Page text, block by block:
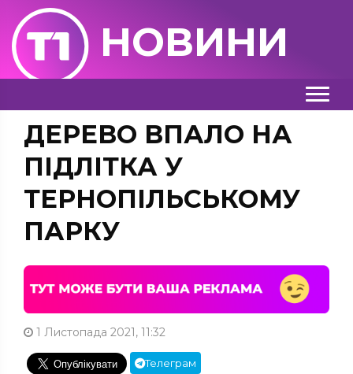
НОВИНИ
ДЕРЕВО ВПАЛО НА
ПІДЛІТКА У
ТЕРНОПІЛЬСЬКОМУ
ПАРКУ
1 Листопада 2021, 11:32
Телеграм